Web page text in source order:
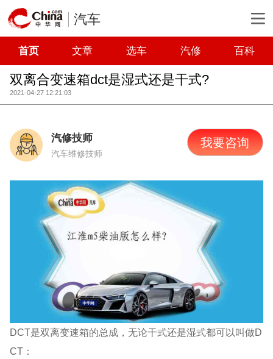
汽车
首页 文章 选车 汽修 百科
双离合变速箱dct是湿式还是干式?
2021-04-27 12:21:03
汽修技师
汽车维修技师
我要咨询
DCT是双离变速箱的总成，无论干式还是湿式都可以叫做D
CT：